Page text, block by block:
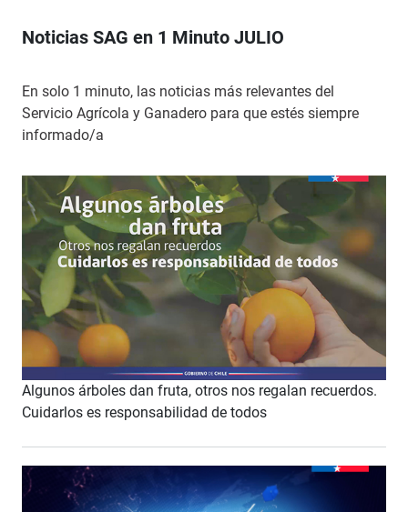
Noticias SAG en 1 Minuto JULIO
En solo 1 minuto, las noticias más relevantes del
Servicio Agrícola y Ganadero para que estés siempre
informado/a
Algunos árboles dan fruta, otros nos regalan recuerdos.
Cuidarlos es responsabilidad de todos